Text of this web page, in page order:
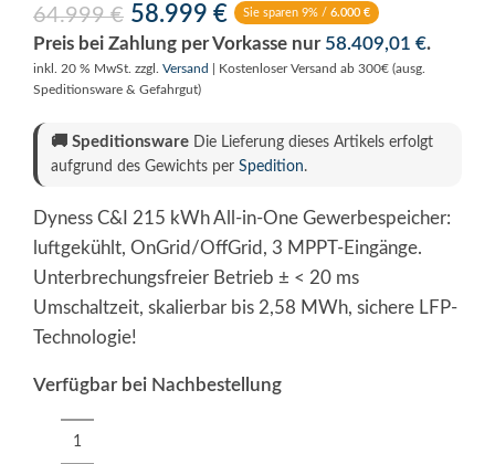
64.999€ 58.999 € Sie sparen 9% / 6.000 €
Preis bei Zahlung per Vorkasse nur 58.409,01 €.
inkl. 20 % MwSt. zzgl. Versand
| Kostenloser Versand ab 300€ (ausg.
Speditionsware & Gefahrgut)
🚚 Speditionsware Die Lieferung dieses Artikels erfolgt
aufgrund des Gewichts per Spedition.
Dyness C&I 215 kWh All-in-One Gewerbespeicher:
luftgekühlt, OnGrid/OffGrid, 3 MPPT-Eingänge.
Unterbrechungsfreier Betrieb ± < 20 ms
Umschaltzeit, skalierbar bis 2,58 MWh, sichere LFP-
Technologie!
Verfügbar bei Nachbestellung
Alternative: